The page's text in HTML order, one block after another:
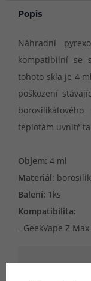
Popis
Náhradní
kompatibilní se
tohoto skla je 4
poškození
teplotám uvnitř
Objem: 4 ml
Materiál:
Balení: 1ks
Kompatibilita:
- GeekVape Z